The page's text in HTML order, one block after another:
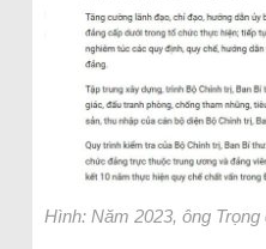
Hình: Năm 2023, ông